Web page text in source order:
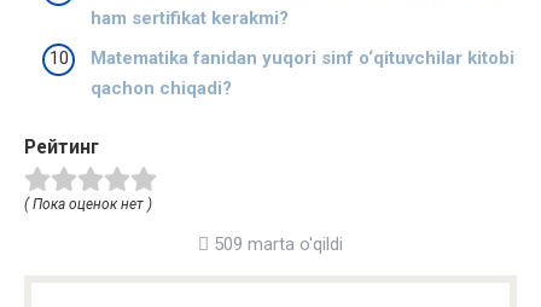
ham sertifikat kerakmi?
Matematika fanidan yuqori sinf o‘qituvchilar kitobi
qachon chiqadi?
Рейтинг
( Пока оценок нет )
509 marta o'qildi